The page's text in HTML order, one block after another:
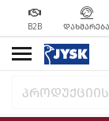
B2B ᲓᲐᲮᲛᲐᲠᲔᲑᲐ